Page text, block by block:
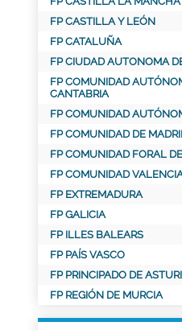
FP CASTILLA Y LEÓN
FP CATALUÑA
FP CIUDAD AUTONOMA
FP COMUNIDAD
CANTABRIA
FP COMUNIDAD
FP COMUNIDAD DE
FP COMUNIDAD FORAL
FP COMUNIDAD
FP EXTREMADURA
FP GALICIA
FP ILLES BALEARS
FP PAÍS VASCO
FP PRINCIPADO DE
FP REGIÓN DE MURCIA